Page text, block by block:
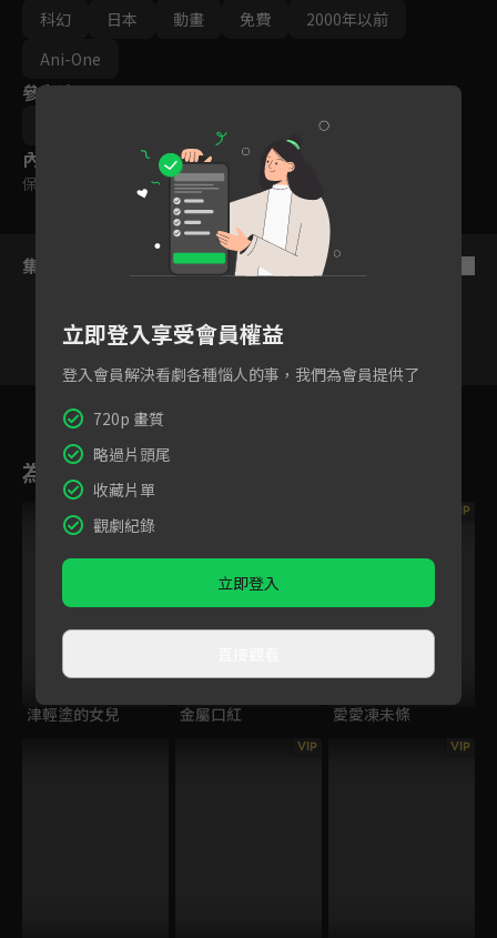
科幻
日本 動畫 免費
2000年以前
Ani-One
參與演員
內容標籤
保護級
集數列表
為您推薦
津輕塗的女兒 金屬口紅
VIP
愛愛凍未條
VIP VIP
立即登入享受會員權益
登入會員解決看劇各種惱人的事，我們為會員提供了
720p 畫質
略過片頭尾
收藏片單
觀劇紀錄
立即登入